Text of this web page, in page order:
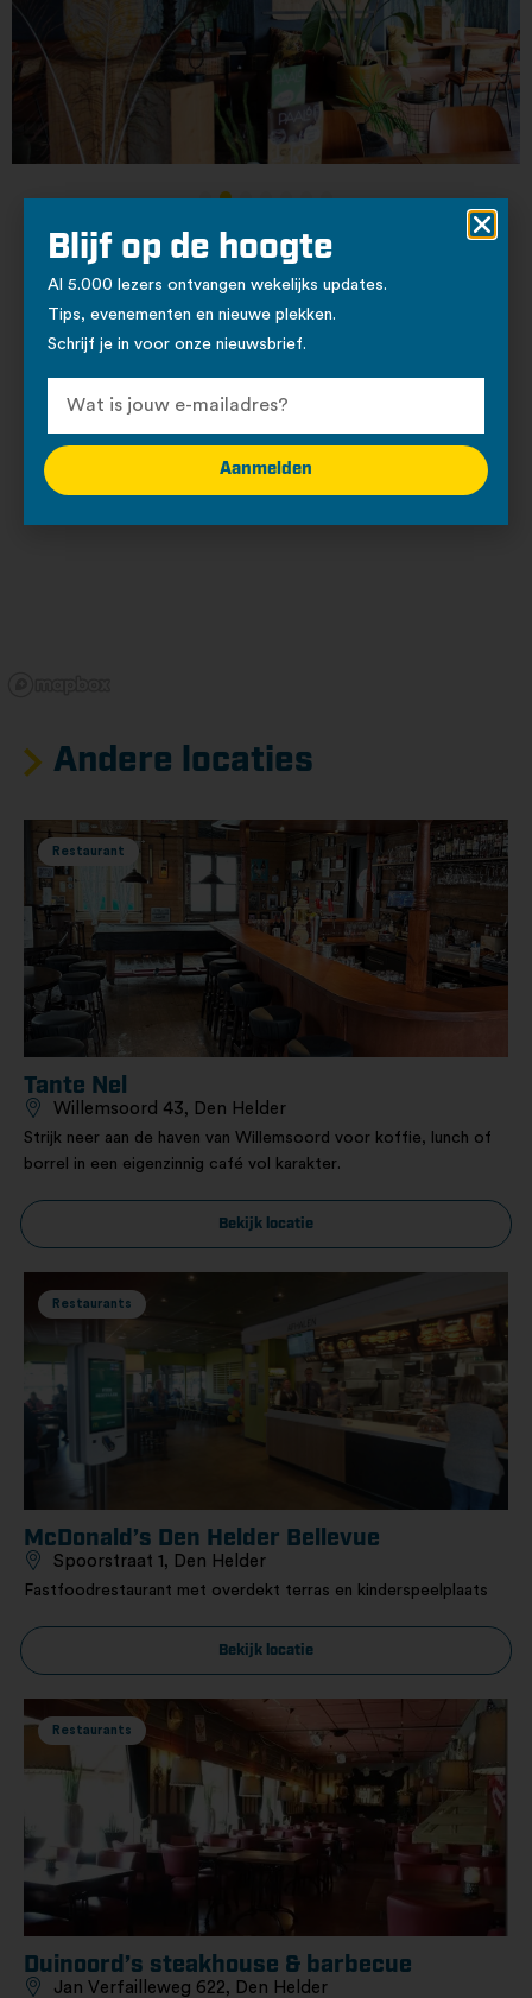
Andere locaties
Restaurant
Tante Nel
Willemsoord 43, Den Helder
Strijk neer aan de haven van Willemsoord voor koffie, lunch of
borrel in een eigenzinnig café vol karakter.
Bekijk locatie
Restaurants
McDonald’s Den Helder Bellevue
Spoorstraat 1, Den Helder
Fastfoodrestaurant met overdekt terras en kinderspeelplaats
Bekijk locatie
Restaurants
Duinoord’s steakhouse & barbecue
Jan Verfailleweg 622, Den Helder
Blijf op de hoogte
Al 5.000 lezers ontvangen wekelijks updates.
Tips, evenementen en nieuwe plekken.
Schrijf je in voor onze nieuwsbrief.
Aanmelden